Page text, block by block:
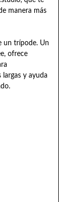
manera más
un trípode. Un
ofrece
largas y ayuda